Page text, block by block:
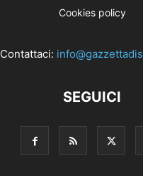
Cookies policy
Contattaci:
SEGUICI